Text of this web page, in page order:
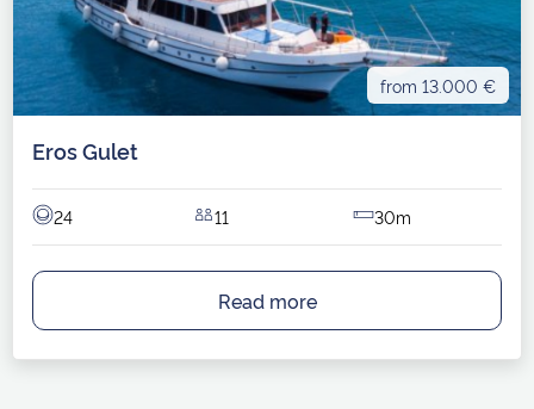
from 13.000 €
Eros Gulet
24 11 30m
Read more